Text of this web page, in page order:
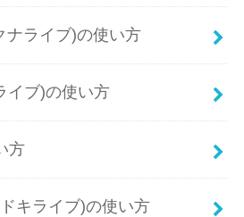
ナライブ)の使い方
イブ)の使い方
方
キライブ)の使い方